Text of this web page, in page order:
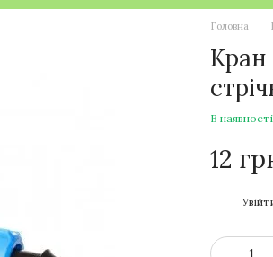
Головна
Кран
В наявності
12